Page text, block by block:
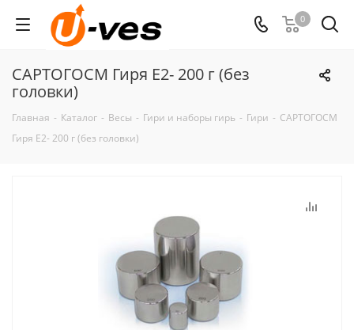
0
САРТОГОСМ Гиря E2- 200 г (без
головки)
Главная - Каталог - Весы - Гири и наборы гирь - Гири - САРТОГОСМ
Гиря E2- 200 г (без головки)